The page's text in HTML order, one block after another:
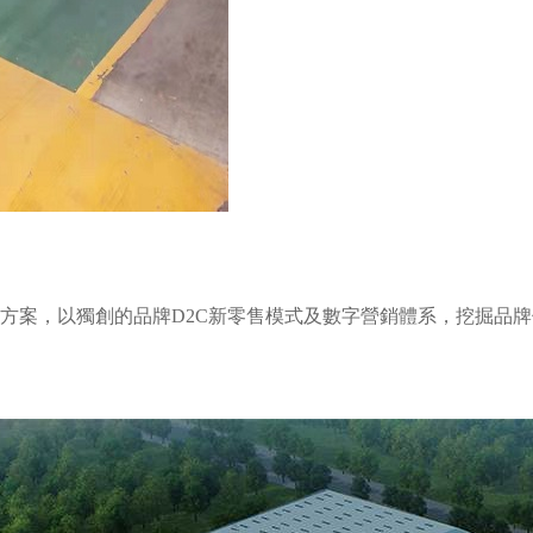
案，以獨創的品牌D2C新零售模式及數字營銷體系，挖掘品